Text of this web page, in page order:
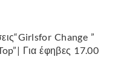
Change ”
Για έφηβες 17.00